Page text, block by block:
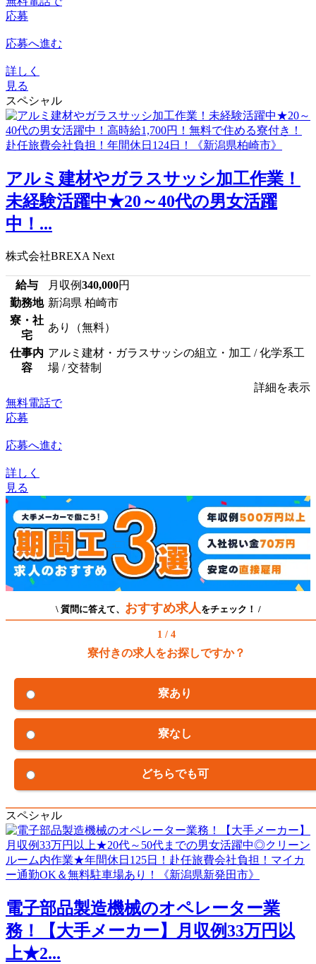
応募
応募へ進む
詳しく
見る
スペシャル
アルミ建材やガラスサッシ加工作業！
未経験活躍中★20～40代の男女活躍
中！...
株式会社BREXA Next
給与 月収例340,000円
勤務地 新潟県 柏崎市
寮・社
宅
あり（無料）
仕事内
容
アルミ建材・ガラスサッシの組立・加工 / 化学系工
場 / 交替制
詳細を表示
無料電話で
応募
応募へ進む
詳しく
見る
\ 質問に答えて、 おすすめ求人 をチェック！ /
1 / 4
寮付きの求人をお探しですか？
寮あり
寮なし
どちらでも可
スペシャル
電子部品製造機械のオペレーター業
務！【大手メーカー】月収例33万円以
上★2...